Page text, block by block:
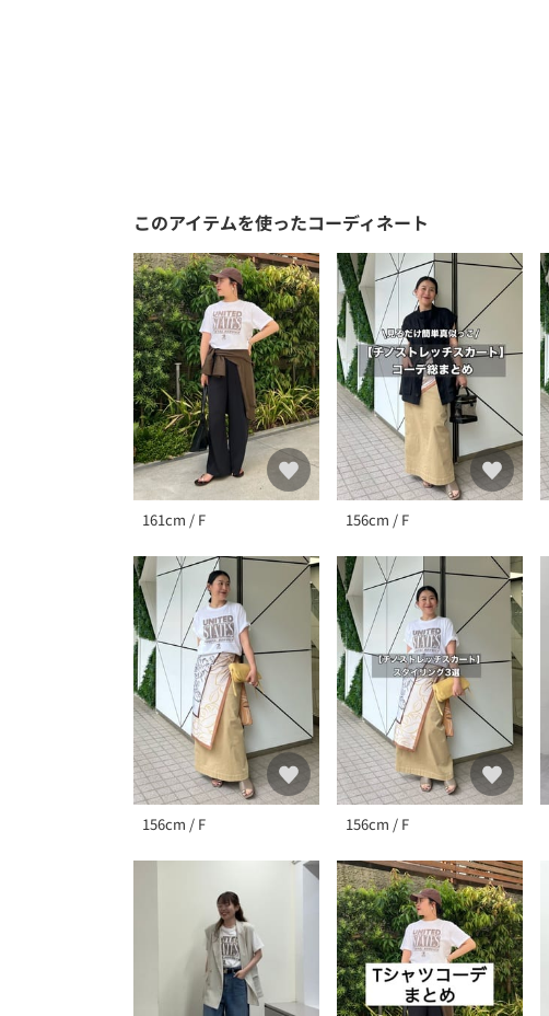
このアイテムを使ったコーディネート
161cm / F 156cm / F
156cm / F 156cm / F